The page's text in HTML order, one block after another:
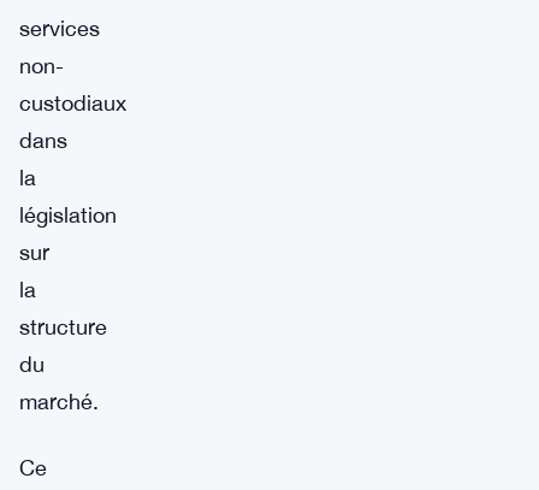
services
non-
custodiaux
dans
la
législation
sur
la
structure
du
marché.
Ce